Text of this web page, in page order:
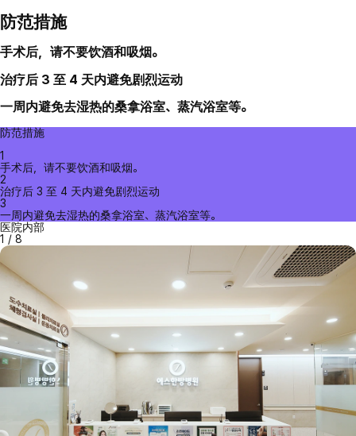
防范措施
手术后，请不要饮酒和吸烟。
治疗后 3 至 4 天内避免剧烈运动
一周内避免去湿热的桑拿浴室、蒸汽浴室等。
防范措施
1
手术后，请不要饮酒和吸烟。
2
治疗后 3 至 4 天内避免剧烈运动
3
一周内避免去湿热的桑拿浴室、蒸汽浴室等。
医院内部
1 / 8